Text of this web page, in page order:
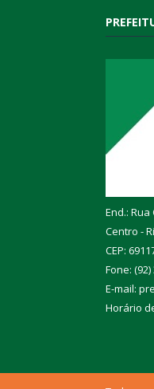
End.:
Centro -
CEP:
Fone:
E-mail:
Horário